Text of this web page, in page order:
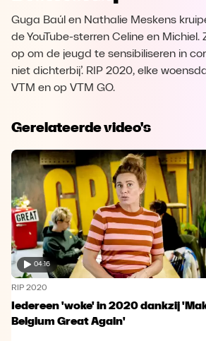
Guga Baúl en Nathalie Meskens
de YouTube-sterren Celine en Michiel.
op om de jeugd te sensibiliseren in
niet dichterbij’. RIP 2020, elke
VTM en op VTM GO.
Gerelateerde video's
04:16
RIP 2020
Iedereen 'woke' in 2020 dankzij
Belgium Great Again'